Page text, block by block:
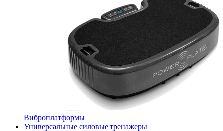
Виброплатформы
Универсальные силовые тренажеры